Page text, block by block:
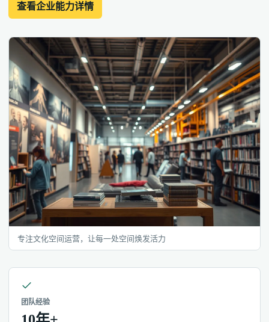
查看企业能力详情
专注文化空间运营，让每一处空间焕发活力
团队经验